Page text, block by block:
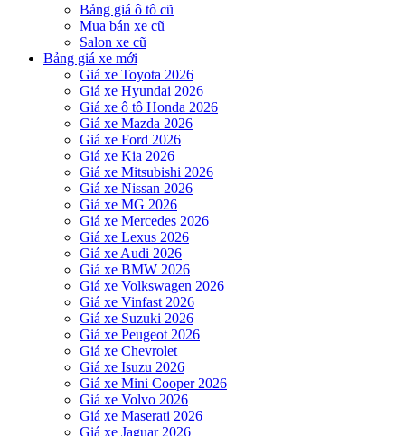
Bảng giá ô tô cũ
Mua bán xe cũ
Salon xe cũ
Bảng giá xe mới
Giá xe Toyota 2026
Giá xe Hyundai 2026
Giá xe ô tô Honda 2026
Giá xe Mazda 2026
Giá xe Ford 2026
Giá xe Kia 2026
Giá xe Mitsubishi 2026
Giá xe Nissan 2026
Giá xe MG 2026
Giá xe Mercedes 2026
Giá xe Lexus 2026
Giá xe Audi 2026
Giá xe BMW 2026
Giá xe Volkswagen 2026
Giá xe Vinfast 2026
Giá xe Suzuki 2026
Giá xe Peugeot 2026
Giá xe Chevrolet
Giá xe Isuzu 2026
Giá xe Mini Cooper 2026
Giá xe Volvo 2026
Giá xe Maserati 2026
Giá xe Jaguar 2026